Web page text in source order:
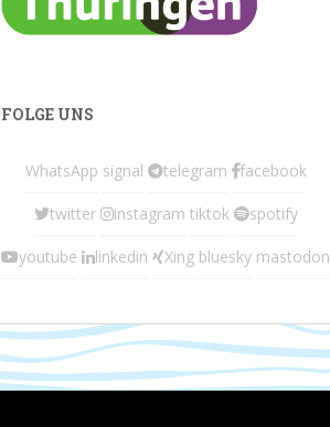
FOLGE UNS
WhatsApp signal telegram facebook
twitter instagram tiktok spotify
youtube linkedin Xing bluesky mastodon